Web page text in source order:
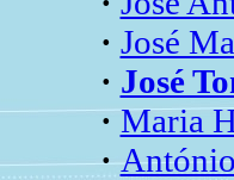
· José
· José
·Maria
·